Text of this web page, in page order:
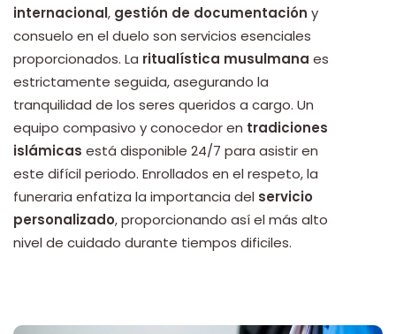
internacional, gestión de documentación y
consuelo en el duelo son servicios esenciales
proporcionados. La ritualística musulmana es
estrictamente seguida, asegurando la
tranquilidad de los seres queridos a cargo. Un
equipo compasivo y conocedor en tradiciones
islámicas está disponible 24/7 para asistir en
este difícil periodo. Enrollados en el respeto, la
funeraria enfatiza la importancia del servicio
personalizado, proporcionando así el más alto
nivel de cuidado durante tiempos dificiles.